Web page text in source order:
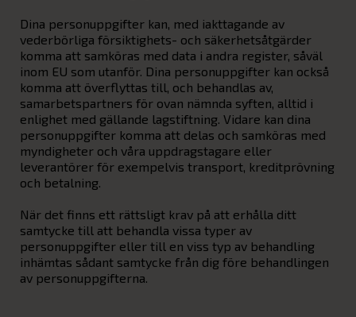
Dina personuppgifter kan, med iakttagande av
vederbörliga försiktighets- och säkerhetsåtgärder
komma att samköras med data i andra register, såväl
inom EU som utanför. Dina personuppgifter kan också
komma att överflyttas till, och behandlas av,
samarbetspartners för ovan nämnda syften, alltid i
enlighet med gällande lagstiftning. Vidare kan dina
personuppgifter komma att delas och samköras med
myndigheter och våra uppdragstagare eller
leverantörer för exempelvis transport, kreditprövning
och betalning.
När det finns ett rättsligt krav på att erhålla ditt
samtycke till att behandla vissa typer av
personuppgifter eller till en viss typ av behandling
inhämtas sådant samtycke från dig före behandlingen
av personuppgifterna.